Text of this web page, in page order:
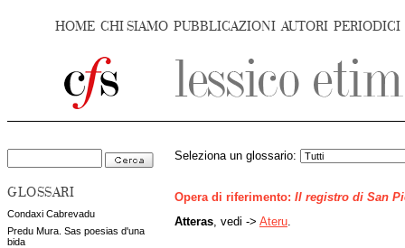
HOME CHI SIAMO PUBBLICAZIONI AUTORI PERIODICI
GLOSSARI
Condaxi Cabrevadu
Predu Mura. Sas poesias d'una
bida
Seleziona un glossario:
Opera di riferimento: Il registro di San
Atteras , vedi -> Ateru